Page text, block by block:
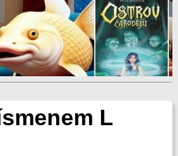
L